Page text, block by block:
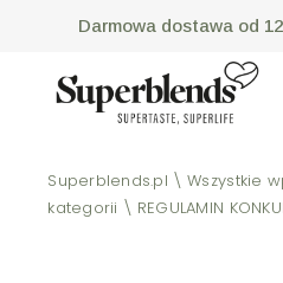
Darmowa dostawa od
Brak
Superblends.pl Wszystkie
kategorii
REGULAMIN